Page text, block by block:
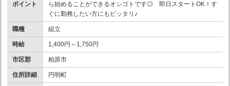
ポイント
ら始めることができるオシゴトです◎ 即日スタートOK！す
ぐに勤務したい方にもピッタリ♪
職種 組立
時給 1,400円～1,750円
市区郡 柏原市
住所詳細 円明町